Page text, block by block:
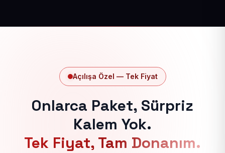
Açılışa Özel — Tek Fiyat
Onlarca Paket, Sürpriz
Kalem Yok.
Tek Fiyat, Tam Donanım.